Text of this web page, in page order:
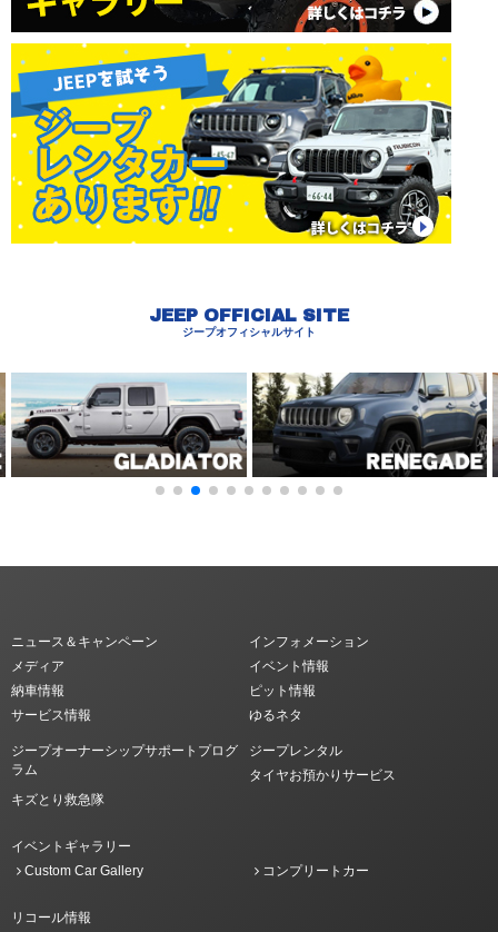
JEEP OFFICIAL SITE
ジープオフィシャルサイト
ニュース＆キャンペーン
インフォメーション
メディア
イベント情報
納車情報
ピット情報
サービス情報
ゆるネタ
ジープオーナーシップサポートプログ
ラム
ジープレンタル
タイヤお預かりサービス
キズとり救急隊
イベントギャラリー
Custom Car Gallery
コンプリートカー
リコール情報